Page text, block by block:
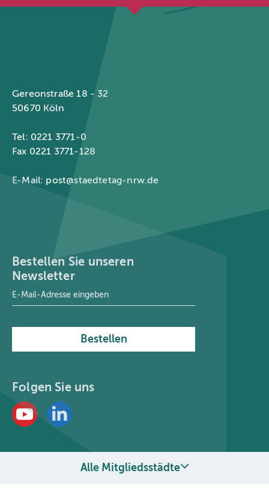
Gereonstraße 18 - 32
50670 Köln
Tel: 0221 3771-0
Fax 0221 3771-128
E-Mail: post@staedtetag-nrw.de
Bestellen Sie unseren
Newsletter
E-Mail-Adresse
Bestellen
Folgen Sie uns
Alle Mitgliedsstädte